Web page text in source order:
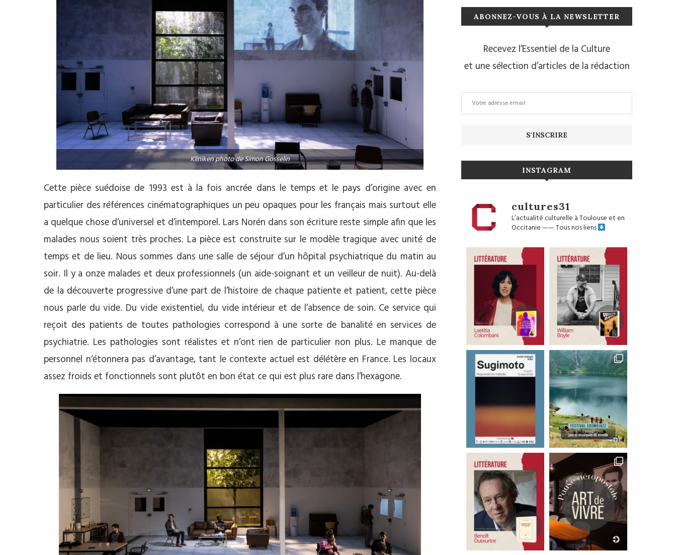
Kliniken photo de Simon Gosselin
Cette pièce suédoise de 1993 est à la fois ancrée dans le temps et le pays d’origine avec en
particulier des références cinématographiques un peu opaques pour les français mais surtout elle
a quelque chose d’universel et d’intemporel. Lars Norén dans son écriture reste simple afin que les
malades nous soient très proches. La pièce est construite sur le modèle tragique avec unité de
temps et de lieu. Nous sommes dans une salle de séjour d’un hôpital psychiatrique du matin au
soir. Il y a onze malades et deux professionnels (un aide-soignant et un veilleur de nuit). Au-delà
de la découverte progressive d’une part de l’histoire de chaque patiente et patient, cette pièce
nous parle du vide. Du vide existentiel, du vide intérieur et de l’absence de soin. Ce service qui
reçoit des patients de toutes pathologies correspond à une sorte de banalité en services de
psychiatrie. Les pathologies sont réalistes et n’ont rien de particulier non plus. Le manque de
personnel n‘étonnera pas d’avantage, tant le contexte actuel est délétère en France. Les locaux
assez froids et fonctionnels sont plutôt en bon état ce qui est plus rare dans l’hexagone.
ABONNEZ-VOUS À LA NEWSLETTER
Recevez l’Essentiel de la Culture
et une sélection d’articles de la rédaction
INSTAGRAM
cultures31
L’actualité culturelle à Toulouse et en
Occitanie——Tous nos liens